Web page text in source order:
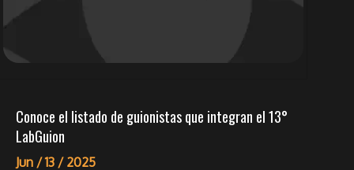
Conoce el listado de guionistas que integran el 13°
LabGuion
Jun / 13 / 2025